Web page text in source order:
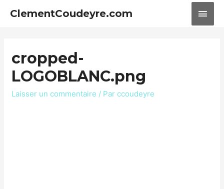
ClementCoudeyre.com
cropped-
LOGOBLANC.png
Laisser un commentaire / Par ccoudeyre